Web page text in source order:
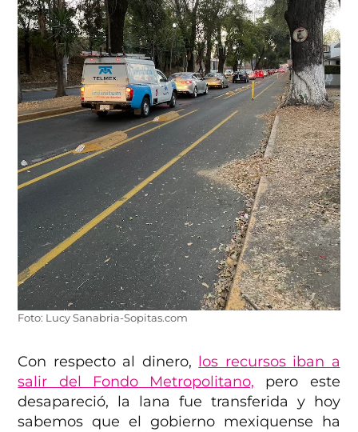
Foto: Lucy Sanabria-Sopitas.com
Con respecto al dinero, los recursos iban a
salir del Fondo Metropolitano, pero este
desapareció, la lana fue transferida y hoy
sabemos que el gobierno mexiquense ha